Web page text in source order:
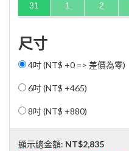
31 1 2
尺寸
4吋 (NT$ +0 => 差價為零)
6吋 (NT$ +465)
8吋 (NT$ +880)
顯示總金額: NT$2,835